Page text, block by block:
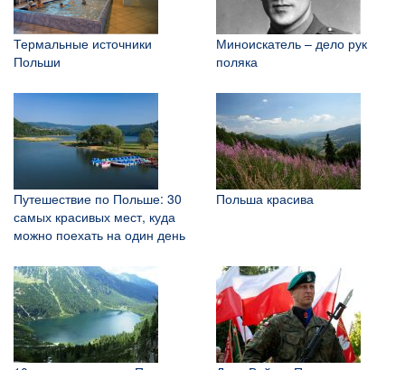
Термальные источники
Польши
Миноискатель – дело рук
поляка
Путешествие по Польше: 30
самых красивых мест, куда
можно поехать на один день
Польша красива